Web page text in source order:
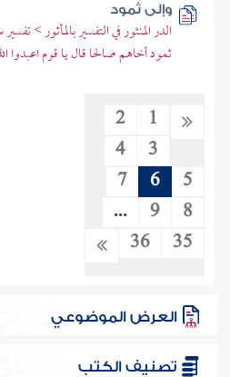
وإلى ثمود
الدر المنثور في التفسير بالمأثور >
ثمود أخاهم صالحا قال يا قوم اعبدوا
1
2
3
4
5
6
7
8
9
...
35
36
العرض الموضوعي
تصنيف الكتب